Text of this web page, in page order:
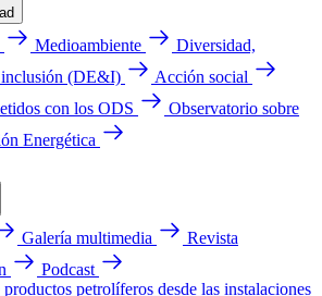
Medioambiente
Diversidad,
inclusión (DE&I)
Acción social
con los ODS
Observatorio sobre
Energética
Galería multimedia
Revista
Podcast